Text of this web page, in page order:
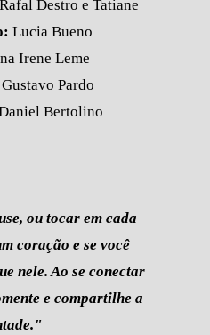
Destro e Tatiane
Lucia Bueno
Irene Leme
Gustavo Pardo
Bertolino
ou tocar em cada
coração e se você
nele. Ao se conectar
e compartilhe a